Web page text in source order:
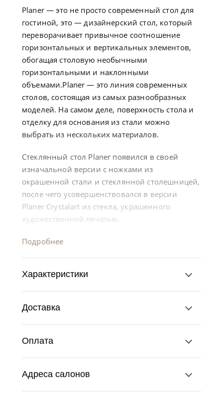
Planer — это не просто современный стол для
гостиной, это — дизайнерский стол, который
переворачивает привычное соотношение
горизонтальных и вертикальных элементов,
обогащая столовую необычными
горизонтальными и наклонными
объемами.Planer — это линия современных
столов, состоящая из самых разнообразных
моделей. На самом деле, поверхность стола и
отделку для основания из стали можно
выбрать из нескольких материалов.
Стеклянный стол Planer появился в своей
изначальной версии с ножками из
окрашенной стали и стеклянной столешницей,
после чего усовершенствовался в версии
Planer Crystalart из стекла, украшенного
художественной печатью.
Подробнее
Характеристики
Доставка
Оплата
Адреса салонов